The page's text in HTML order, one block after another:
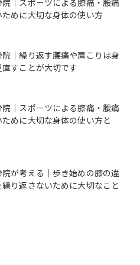
｜スポーツによる膝痛・腰痛
めに大切な身体の使い方
｜繰り返す腰痛や肩こりは身
すことが大切です
｜スポーツによる膝痛・腰痛
めに大切な身体の使い方と
が考える｜歩き始めの膝の違
り返さないために大切なこと